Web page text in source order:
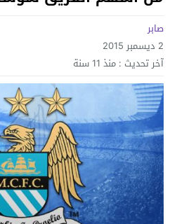
صابر
2 ديسمبر 2015
آخر تحديث : منذ 11 سنة